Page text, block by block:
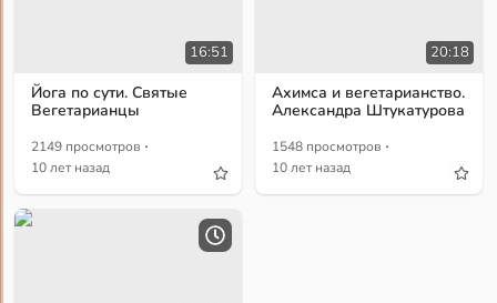
16:51
Йога по сути. Святые
Вегетарианцы
2149 просмотров ·
10 лет назад
20:18
Ахимса и вегетарианство.
Александра Штукатурова
1548 просмотров ·
10 лет назад